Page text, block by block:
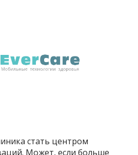
стать центром
Может, если больше